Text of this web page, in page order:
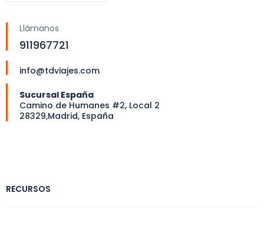
Llámanos
911967721
info@tdviajes.com
Sucursal España
Camino de Humanes #2, Local 2
28329,Madrid, España
RECURSOS